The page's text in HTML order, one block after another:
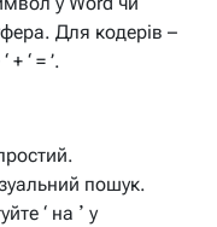
Для кодерів –
‘ = ’.
пошук.
‘ на ʼ у